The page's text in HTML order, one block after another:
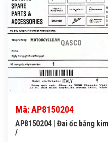
QASCO
Mã: AP8150204
AP8150204 | Đai ốc bằng kim
/